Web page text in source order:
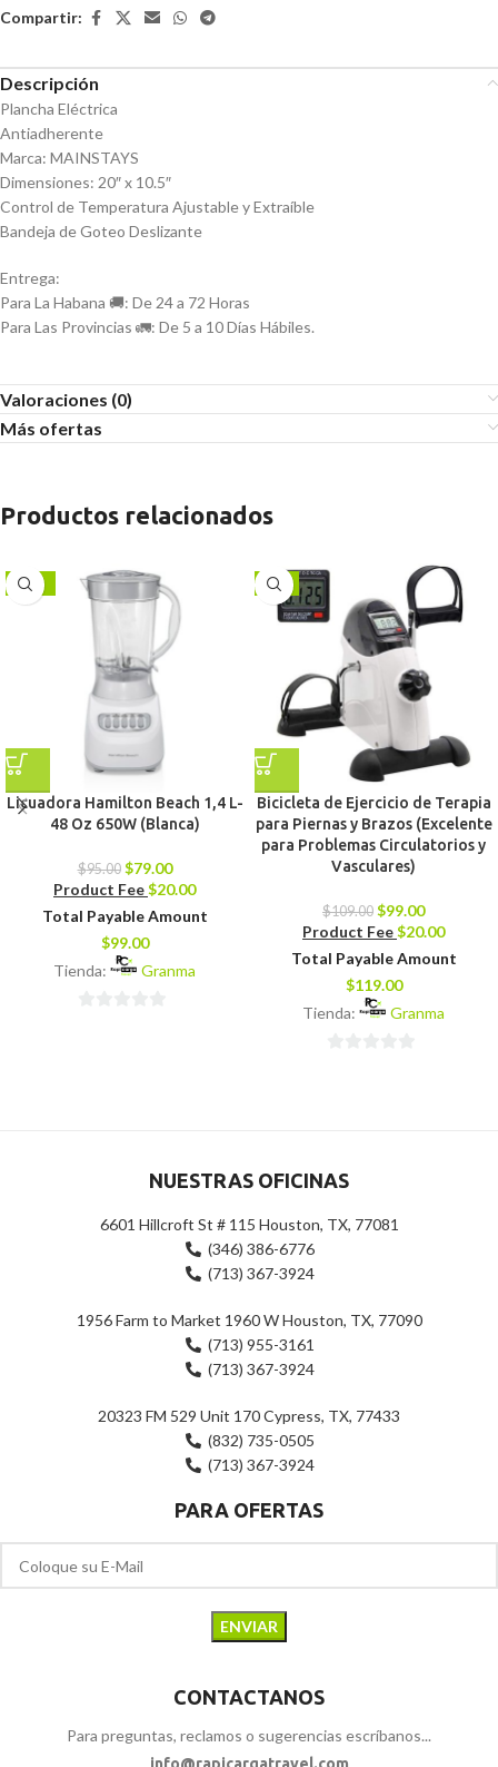
Compartir:
Descripción
Plancha Eléctrica
Antiadherente
Marca: MAINSTAYS
Dimensiones: 20″ x 10.5″
Control de Temperatura Ajustable y Extraíble
Bandeja de Goteo Deslizante
Entrega:
Para La Habana 🚚: De 24 a 72 Horas
Para Las Provincias 🚛: De 5 a 10 Días Hábiles.
Valoraciones (0)
Más ofertas
Productos relacionados
-17%
Licuadora Hamilton Beach 1,4 L-
48 Oz 650W (Blanca)
$95.00 $79.00
Product Fee$20.00
Total Payable Amount
$99.00
Tienda:
Granma
-9%
Bicicleta de Ejercicio de Terapia
para Piernas y Brazos (Excelente
para Problemas Circulatorios y
Vasculares)
$109.00 $99.00
Product Fee$20.00
Total Payable Amount
$119.00
Tienda:
Granma
NUESTRAS OFICINAS
6601 Hillcroft St # 115 Houston, TX, 77081
(346) 386-6776
(713) 367-3924
1956 Farm to Market 1960 W Houston, TX, 77090
(713) 955-3161
(713) 367-3924
20323 FM 529 Unit 170 Cypress, TX, 77433
(832) 735-0505
(713) 367-3924
PARA OFERTAS
CONTACTANOS
Para preguntas, reclamos o sugerencias escríbanos...